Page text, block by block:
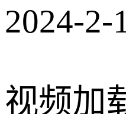
2024-2-
视频加